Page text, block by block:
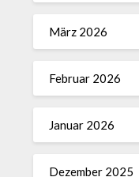
März 2026
Februar 2026
Januar 2026
Dezember 2025